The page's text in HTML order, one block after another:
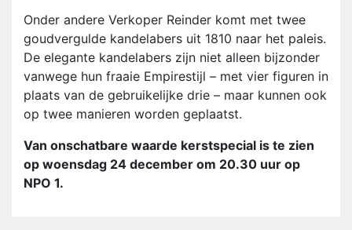
Onder andere Verkoper Reinder komt met twee
goudvergulde kandelabers uit 1810 naar het paleis.
De elegante kandelabers zijn niet alleen bijzonder
vanwege hun fraaie Empirestijl – met vier figuren in
plaats van de gebruikelijke drie – maar kunnen ook
op twee manieren worden geplaatst.
Van onschatbare waarde kerstspecial is te zien
op woensdag 24 december om 20.30 uur op
NPO 1.